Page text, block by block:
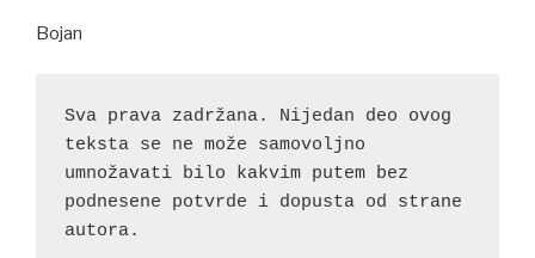
Bojan
Sva prava zadržana. Nijedan deo ovog
teksta se ne može samovoljno
umnožavati bilo kakvim putem bez
podnesene potvrde i dopusta od strane
autora.